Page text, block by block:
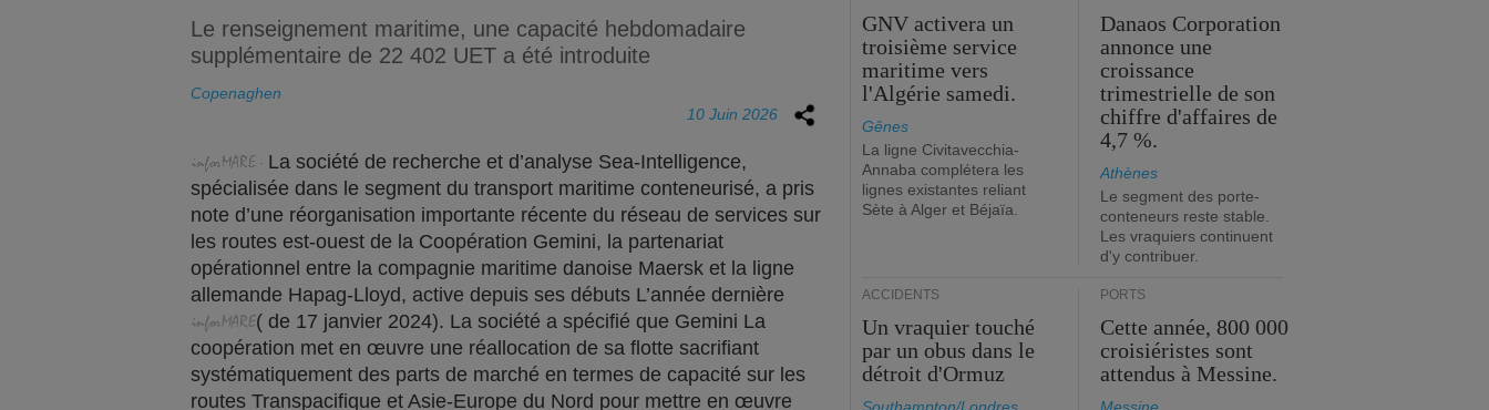
Le renseignement maritime, une capacité hebdomadaire
supplémentaire de 22 402 UET a été introduite
Copenaghen
10 Juin 2026
La société de recherche et d’analyse Sea-Intelligence,
spécialisée dans le segment du transport maritime conteneurisé, a pris
note d’une réorganisation importante récente du réseau de services sur
les routes est-ouest de la Coopération Gemini, la partenariat
opérationnel entre la compagnie maritime danoise Maersk et la ligne
allemande Hapag-Lloyd, active depuis ses débuts L’année dernière
( de 17 janvier 2024). La société a spécifié que Gemini La
coopération met en œuvre une réallocation de sa flotte sacrifiant
systématiquement des parts de marché en termes de capacité sur les
routes Transpacifique et Asie-Europe du Nord pour mettre en œuvre
GNV activera un
troisième service
maritime vers
l'Algérie samedi.
Gênes
La ligne Civitavecchia-
Annaba complétera les
lignes existantes reliant
Sète à Alger et Béjaïa.
Danaos Corporation
annonce une
croissance
trimestrielle de son
chiffre d'affaires de
4,7 %.
Athènes
Le segment des porte-
conteneurs reste stable.
Les vraquiers continuent
d'y contribuer.
ACCIDENTS
Un vraquier touché
par un obus dans le
détroit d'Ormuz
PORTS
Cette année, 800 000
croisiéristes sont
attendus à Messine.